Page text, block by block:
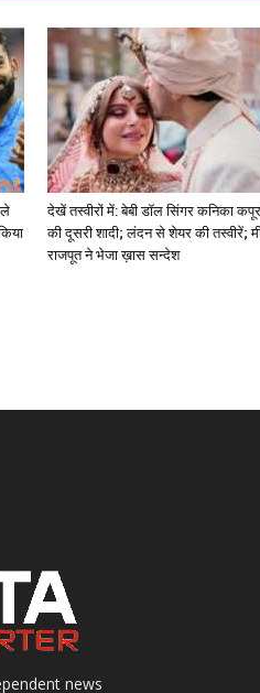
देखें तस्वीरों में: बेबी डॉल सिंगर कनिका
की दूसरी शादी; लंदन से शेयर की तस्वीरें;
राजपूत ने भेजा ख़ास सन्देश
news